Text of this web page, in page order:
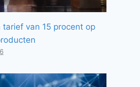
tarief van 15 procent op